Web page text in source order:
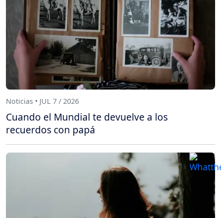
Noticias • JUL 7 / 2026
Cuando el Mundial te devuelve a los
recuerdos con papá